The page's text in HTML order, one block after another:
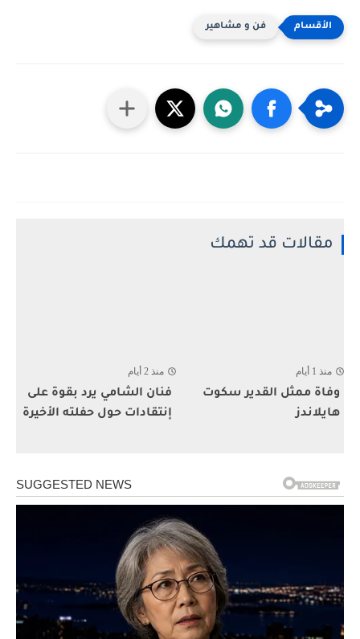
فن و مشاهير
مقالات قد تهمك
منذ 1 أيام
وفاة ممثل القدير سكوت
هايلاندز
منذ 2 أيام
فنان الشامي يرد بقوة على
إنتقادات حول حفلته الأخيرة